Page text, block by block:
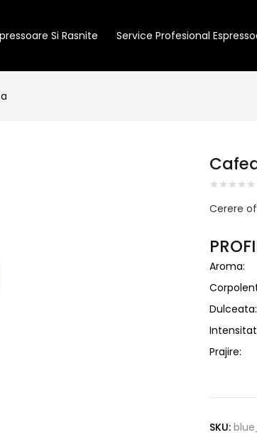
Si Rasnite Service Profesional
Cerere
Aroma:
Dulceata:
Prajire:
SKU: